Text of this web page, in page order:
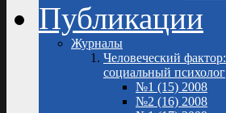
Публикации
Журналы
Человеческий фактор:
социальный психолог
№1 (15) 2008
№2 (16) 2008